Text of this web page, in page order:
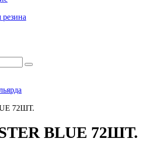
резина
72ШТ.
BLUE 72ШТ.